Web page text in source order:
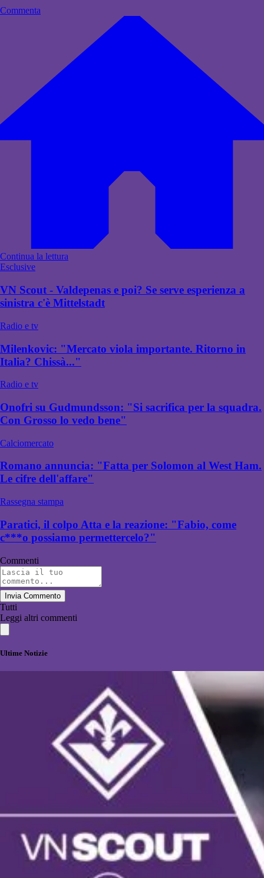
Commenta
Continua la lettura
Esclusive
VN Scout - Valdepenas e poi? Se serve esperienza a
sinistra c'è Mittelstadt
Radio e tv
Milenkovic: "Mercato viola importante. Ritorno in
Italia? Chissà..."
Radio e tv
Onofri su Gudmundsson: "Si sacrifica per la squadra.
Con Grosso lo vedo bene"
Calciomercato
Romano annuncia: "Fatta per Solomon al West Ham.
Le cifre dell'affare"
Rassegna stampa
Paratici, il colpo Atta e la reazione: "Fabio, come
c***o possiamo permettercelo?"
Commenti
Invia Commento
Tutti
Leggi altri commenti
Ultime Notizie